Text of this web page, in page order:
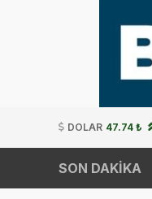
DOLAR 47.74 ₺
SON DAKİKA